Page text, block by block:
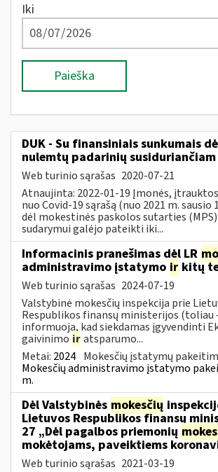
Iki
Paieška
DUK - Su finansiniais sunkumais
nulemtų padarinių
Web turinio sąrašas 2020-07-21
Atnaujinta: 2022-01-19 Įmonės,
nuo Covid-19 sąrašą (nuo 2021 m. sausio
dėl mokestinės paskolos sutarties
sudarymui galėjo pateikti iki...
Informacinis pranešimas dėl LR
administravimo įstatymo ir kitų
Web turinio sąrašas 2024-07-19
Valstybinė mokesčių inspekcija prie
Respublikos finansų ministerijos (toliau
informuoja, kad siekdamas įgyvendinti
gaivinimo iratsparumo...
Metai: 2024 Mokesčių įstatymų
Mokesčių administravimo įstatymo
m.
Dėl Valstybinės mokesčių
Lietuvos Respublikos finansų
27 „Dėl pagalbos priemonių
mokėtojams, paveiktiems
Web turinio sąrašas 2021-03-19